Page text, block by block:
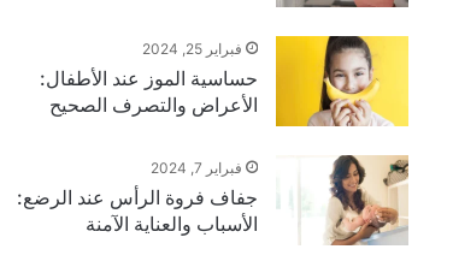
فبراير 25, 2024
حساسية الموز عند الأطفال:
الأعراض والتصرف الصحيح
فبراير 7, 2024
جفاف فروة الرأس عند الرضع:
الأسباب والعناية الآمنة